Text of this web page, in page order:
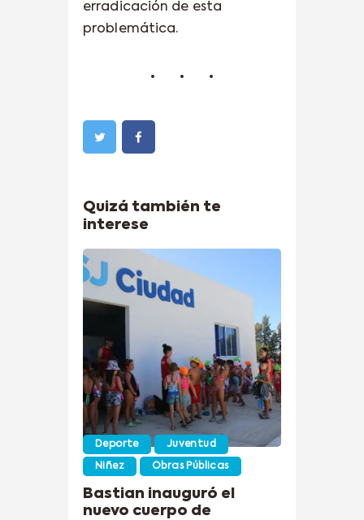
erradicación de esta
problemática.
Quizá también te
interese
Deporte Juventud
Niñez Obras Públicas
Bastian inauguró el
nuevo cuerpo de